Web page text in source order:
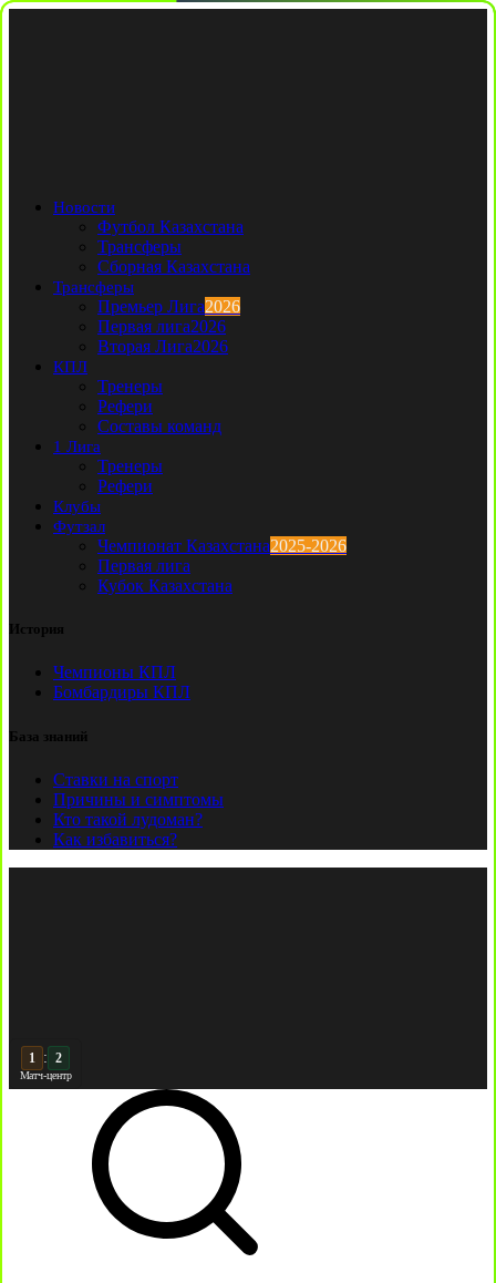
Новости
Футбол Казахстана
Трансферы
Сборная Казахстана
Трансферы
Премьер Лига2026
Первая лига2026
Вторая Лига2026
КПЛ
Тренеры
Рефери
Составы команд
1 Лига
Тренеры
Рефери
Клубы
Футзал
Чемпионат Казахстана2025-2026
Первая лига
Кубок Казахстана
История
Чемпионы КПЛ
Бомбардиры КПЛ
База знаний
Ставки на спорт
Причины и симптомы
Кто такой лудоман?
Как избавиться?
2 : 2
Матч-центр